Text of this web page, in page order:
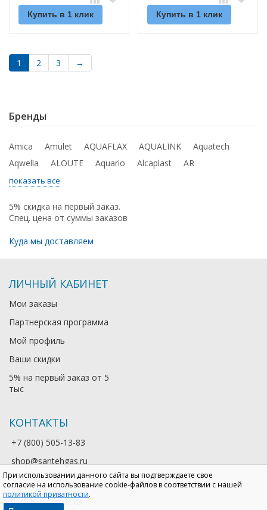
При использовании данного сайта вы подтверждаете свое
согласие на использование cookie-файлов в соответствии с нашей
политикой приватности.
Купить в 1 клик Купить в 1 клик
1 2 3 →
Бренды
Amica Amulet AQUAFLAX AQUALINK
Aquatech
Aqwella
ALOUTE Aquario Alcaplast AR
показать все
5% скидка на первый заказ.
Спец. цена от суммы заказов
Куда мы доставляем
ЛИЧНЫЙ КАБИНЕТ
Мои заказы
Партнерская программа
Мой профиль
Ваши скидки
5% на первый заказ от 5
тыс
КОНТАКТЫ
+7 (800) 505-13-83
shop@santehgas.ru
© 2026 СантехГаз